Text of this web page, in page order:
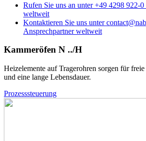
Rufen Sie uns an unter +49 4298 922-0
weltweit
Kontaktieren Sie uns unter
Ansprechpartner weltweit
Kammeröfen N ../H
Heizelemente auf Tragerohren sorgen für
und eine lange Lebensdauer.
Prozesssteuerung